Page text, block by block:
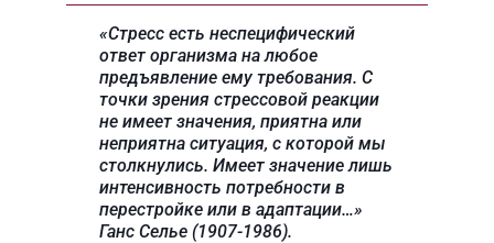
«Стресс есть неспецифический
ответ организма на любое
предъявление ему требования. С
точки зрения стрессовой реакции
не имеет значения, приятна или
неприятна ситуация, с которой мы
столкнулись. Имеет значение лишь
интенсивность потребности в
перестройке или в адаптации…»
Ганс Селье (1907-1986).